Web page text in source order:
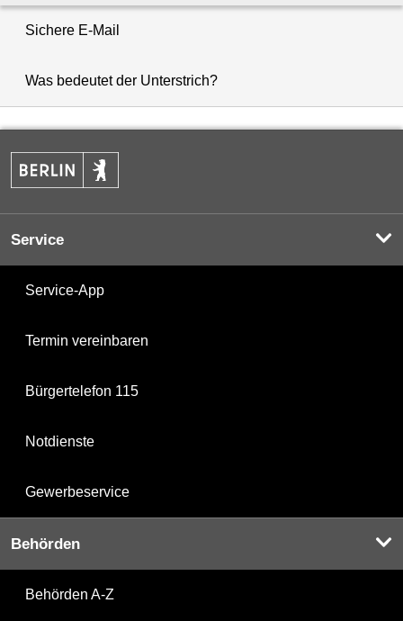
Sichere E-Mail
Was bedeutet der Unterstrich?
Service
Service-App
Termin vereinbaren
Bürgertelefon 115
Notdienste
Gewerbeservice
Behörden
Behörden A-Z